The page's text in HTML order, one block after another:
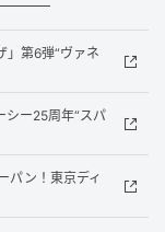
ィオ搭載車両
ショッピング
ーディオの有
に接続して使
」第6弾“ヴァネ
シー25周年“スパ
パン！東京ディ